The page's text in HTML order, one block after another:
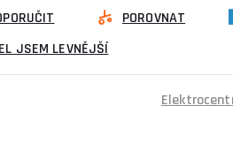
POROVNAT
JSEM LEVNĚJŠÍ